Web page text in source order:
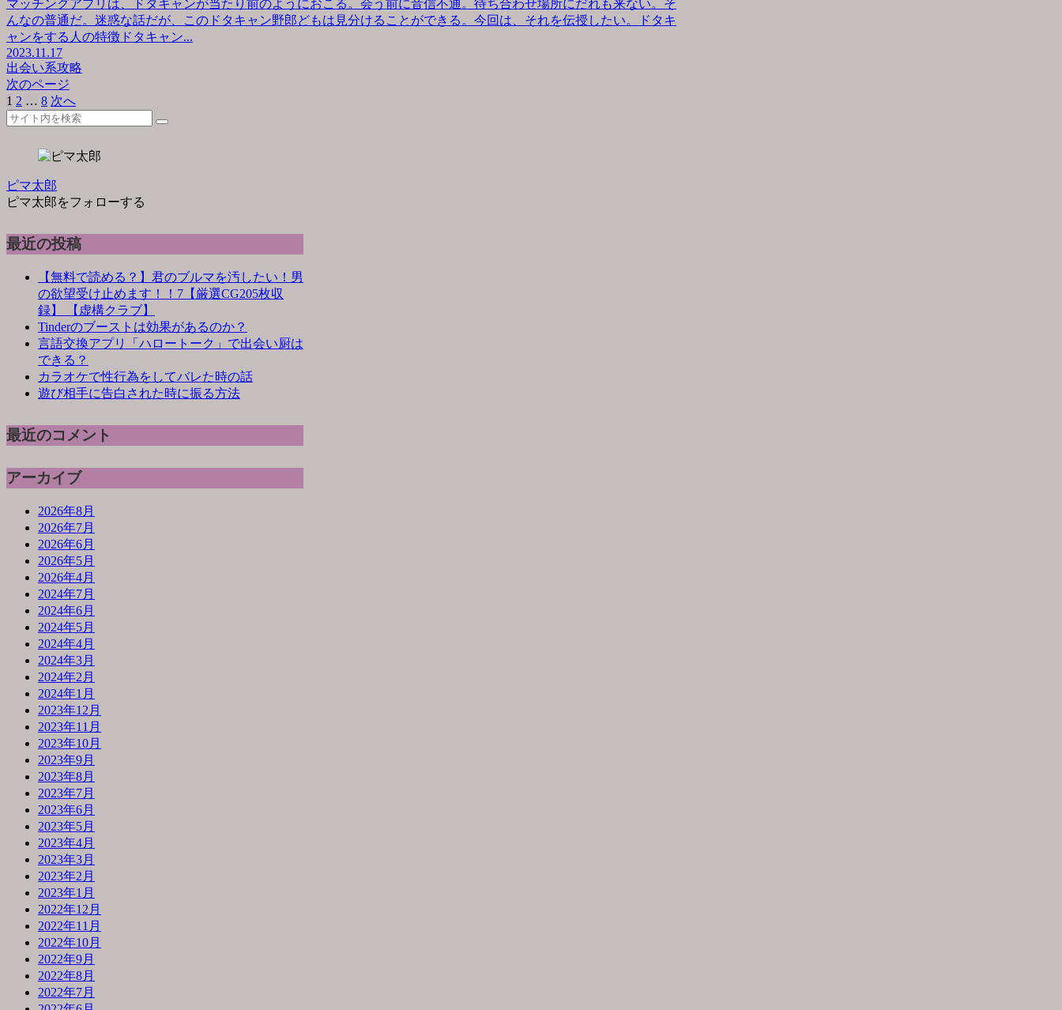
マッチングアプリは、ドタキャンが当たり前のようにおこる。会う前に音信不通。待ち合わせ場所にだれも来ない。そ
んなの普通だ。迷惑な話だが、このドタキャン野郎どもは見分けることができる。今回は、それを伝授したい。ドタキ
ャンをする人の特徴ドタキャン...
2023.11.17
出会い系攻略
次のページ
1 2 … 8 次へ
ピマ太郎
ピマ太郎をフォローする
最近の投稿
【無料で読める？】君のブルマを汚したい！男
の欲望受け止めます！！7【厳選CG205枚収
録】 【虚構クラブ】
Tinderのブーストは効果があるのか？
言語交換アプリ「ハロートーク」で出会い厨は
できる？
カラオケで性行為をしてバレた時の話
遊び相手に告白された時に振る方法
最近のコメント
アーカイブ
2026年8月
2026年7月
2026年6月
2026年5月
2026年4月
2024年7月
2024年6月
2024年5月
2024年4月
2024年3月
2024年2月
2024年1月
2023年12月
2023年11月
2023年10月
2023年9月
2023年8月
2023年7月
2023年6月
2023年5月
2023年4月
2023年3月
2023年2月
2023年1月
2022年12月
2022年11月
2022年10月
2022年9月
2022年8月
2022年7月